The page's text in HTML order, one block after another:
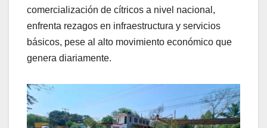
comercialización de cítricos a nivel nacional,
enfrenta rezagos en infraestructura y servicios
básicos, pese al alto movimiento económico que
genera diariamente.